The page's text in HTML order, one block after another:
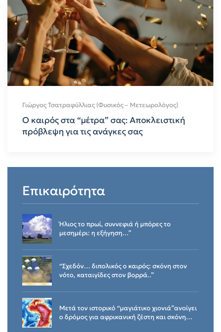
Γιώργος Τσατραφύλλιας (Φυσικός – Μετεωρολόγος)
Ο καιρός στα “μέτρα” σας: Aποκλειστική
πρόβλεψη για τις ανάγκες σας
Επικαιρότητα
Ήλιος το πρωί, συννεφιά ή μπόρες το
μεσημέρι: η εξήγηση…”
“Σχεδόν… διπολικός ο καιρός: σκόνη στον
νότο, καταιγίδες στον βορρά..”
Μετά τον ιστορικό “μαγιάτικο χιονιά”ανοίγει
ο δρόμος για αφρικανική ζέστη και σκόνη…